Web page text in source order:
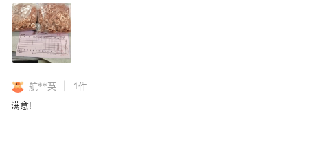
航**英 1件
满意!